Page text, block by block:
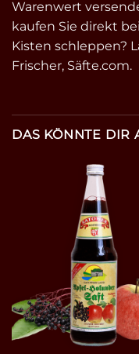
Warenwert
kaufen Sie direkt
Kisten schleppen?
Frischer, Säfte.com.
DAS KÖNNTE DIR